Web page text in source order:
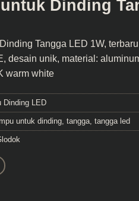
Dinding
Tangga LED 1W,
desain unik, material:
warm white
Dinding LED
untuk dinding, tangga, tangga led